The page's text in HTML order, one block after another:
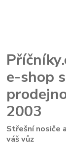
e-shop
2003
Střešní nosiče
váš vůz